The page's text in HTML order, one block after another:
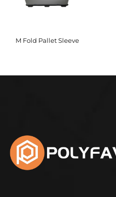
M Fold Pallet Sleeve